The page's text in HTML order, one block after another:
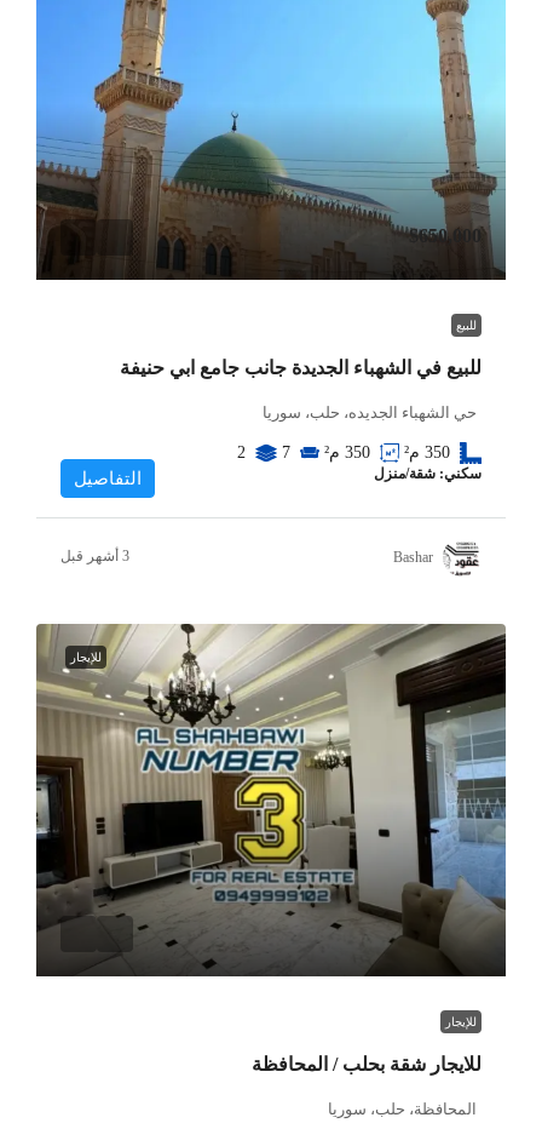
$650,000
للبيع
للبيع في الشهباء الجديدة جانب جامع ابي حنيفة
حي الشهباء الجديده، حلب، سوريا
350 م² 350 م² 7
2
سكني: شقة/منزل التفاصيل
Bashar
للإيجار
للإيجار
للايجار شقة بحلب / المحافظة
المحافظة، حلب، سوريا